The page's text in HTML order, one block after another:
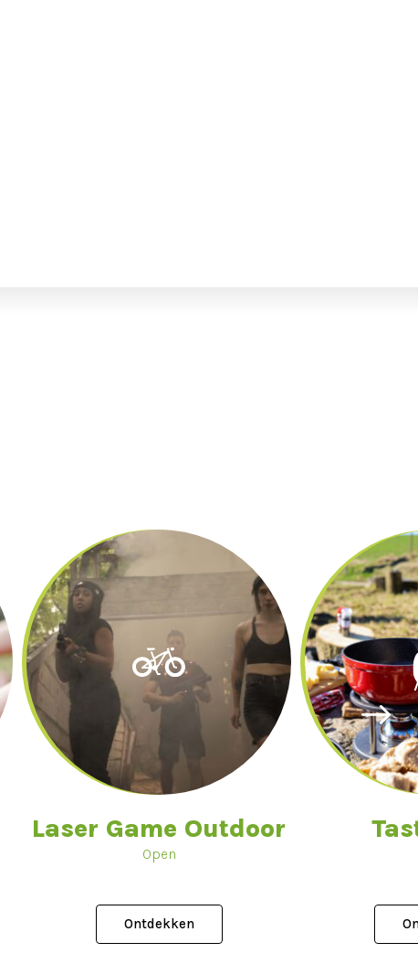
Laser Game Outdoor
Open
Ontdekken